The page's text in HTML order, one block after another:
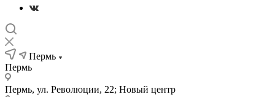
Пермь
Пермь
Пермь, ул. Революции, 22; Новый центр